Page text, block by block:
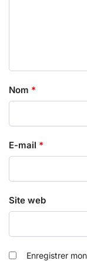
Nom *
E-mail *
Site web
Enregistrer